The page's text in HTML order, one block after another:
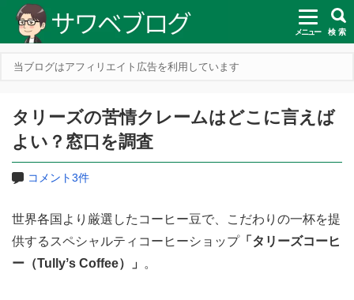
メニュー 検 索
当ブログはアフィリエイト広告を利用しています
タリーズの苦情クレームはどこに言えば
よい？窓口を調査
コメント3件
世界各国より厳選したコーヒー豆で、こだわりの一杯を提
供するスペシャルティコーヒーショップ「タリーズコーヒ
ー（Tullyʼs Coffee）」
。